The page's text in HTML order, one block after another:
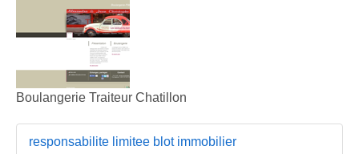
Boulangerie Traiteur Chatillon
responsabilite limitee blot immobilier